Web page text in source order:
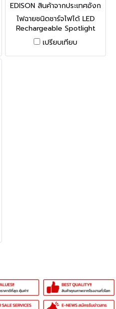
EDISON สินค้าจากประเทศอังก
ฤษ-1
ไฟฉายชนิดชาร์จไฟได้ LED
Rechargeable Spotlight
เปรียบเทียบ